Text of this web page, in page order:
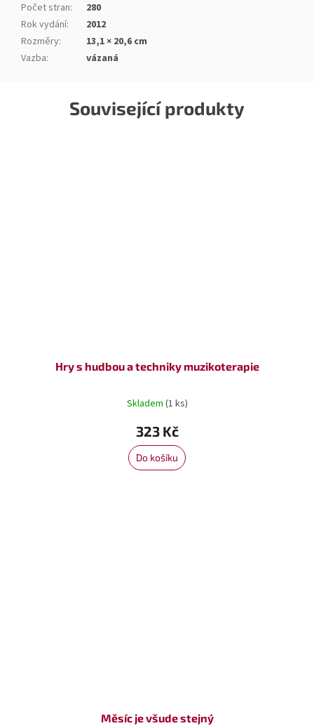
Související produkty
Hry s hudbou a techniky muzikoterapie
Skladem (1 ks)
323 Kč
Do košíku
Měsíc je všude stejný
Počet stran:
280
Rok vydání:
2012
Rozměry:
13,1 × 20,6 cm
Vazba: vázaná